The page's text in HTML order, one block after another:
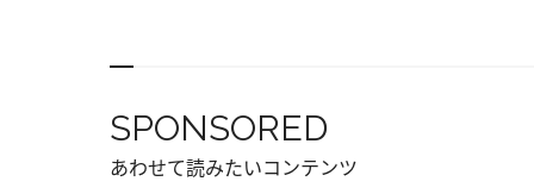
SPONSORED
あわせて読みたいコンテンツ